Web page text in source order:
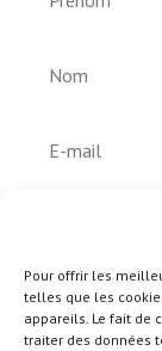
Pour offrir les
telles que les
appareils. Le fait de
traiter des données